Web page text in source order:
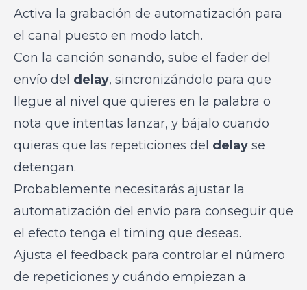
Activa la grabación de automatización para
el canal puesto en modo latch.
Con la canción sonando, sube el fader del
envío del delay, sincronizándolo para que
llegue al nivel que quieres en la palabra o
nota que intentas lanzar, y bájalo cuando
quieras que las repeticiones del delay se
detengan.
Probablemente necesitarás ajustar la
automatización del envío para conseguir que
el efecto tenga el timing que deseas.
Ajusta el feedback para controlar el número
de repeticiones y cuándo empiezan a